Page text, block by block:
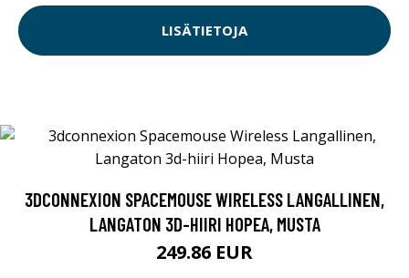
LISÄTIETOJA
3DCONNEXION SPACEMOUSE WIRELESS LANGALLINEN,
LANGATON 3D-HIIRI HOPEA, MUSTA
249.86 EUR